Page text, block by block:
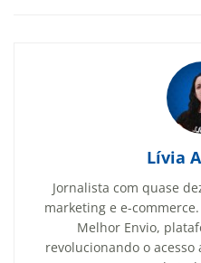
Lívia
Jornalista com quase
marketing e e-
Melhor Envio,
revolucionando o